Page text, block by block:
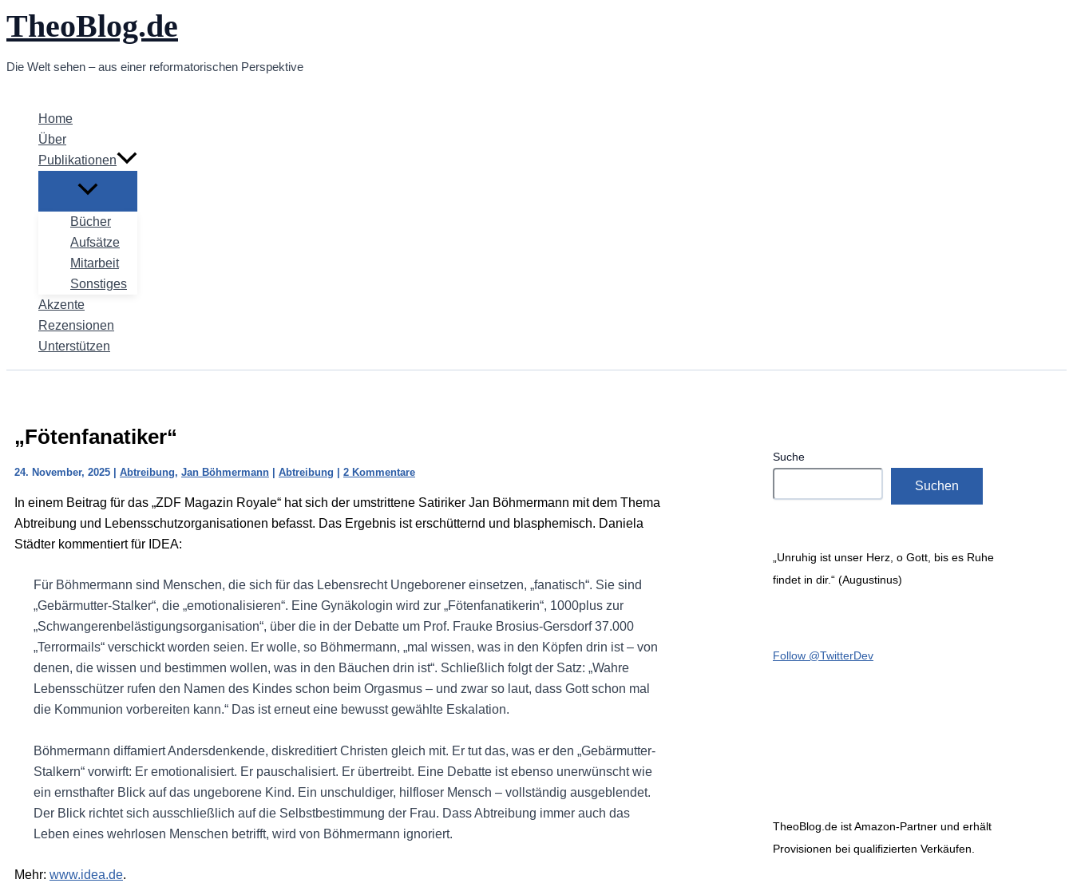
Zum
Inhalt
TheoBlog.de
Die Welt sehen – aus einer reformatorischen Perspektive
Home
Über
Publikationen
Bücher
Aufsätze
Mitarbeit
Sonstiges
Akzente
Rezensionen
Unterstützen
„Fötenfanatiker“
24. November, 2025 | Abtreibung, Jan Böhmermann | Abtreibung | 2 Kommentare
In einem Beitrag für das „ZDF Magazin Royale“ hat sich der umstrittene Satiriker Jan Böhmermann mit dem Thema
Abtreibung und Lebensschutzorganisationen befasst. Das Ergebnis ist erschütternd und blasphemisch. Daniela
Städter kommentiert für IDEA:
Für Böhmermann sind Menschen, die sich für das Lebensrecht Ungeborener einsetzen, „fanatisch“. Sie sind
„Gebärmutter-Stalker“, die „emotionalisieren“. Eine Gynäkologin wird zur „Fötenfanatikerin“, 1000plus zur
„Schwangerenbelästigungsorganisation“, über die in der Debatte um Prof. Frauke Brosius-Gersdorf 37.000
„Terrormails“ verschickt worden seien. Er wolle, so Böhmermann, „mal wissen, was in den Köpfen drin ist – von
denen, die wissen und bestimmen wollen, was in den Bäuchen drin ist“. Schließlich folgt der Satz: „Wahre
Lebensschützer rufen den Namen des Kindes schon beim Orgasmus – und zwar so laut, dass Gott schon mal
die Kommunion vorbereiten kann.“ Das ist erneut eine bewusst gewählte Eskalation.
Böhmermann diffamiert Andersdenkende, diskreditiert Christen gleich mit. Er tut das, was er den „Gebärmutter-
Stalkern“ vorwirft: Er emotionalisiert. Er pauschalisiert. Er übertreibt. Eine Debatte ist ebenso unerwünscht wie
ein ernsthafter Blick auf das ungeborene Kind. Ein unschuldiger, hilfloser Mensch – vollständig ausgeblendet.
Der Blick richtet sich ausschließlich auf die Selbstbestimmung der Frau. Dass Abtreibung immer auch das
Leben eines wehrlosen Menschen betrifft, wird von Böhmermann ignoriert.
Mehr: www.idea.de.
Suche
Suchen
„Unruhig ist unser Herz, o Gott, bis es Ruhe
findet in dir.“ (Augustinus)
Follow @TwitterDev
TheoBlog.de ist Amazon-Partner und erhält
Provisionen bei qualifizierten Verkäufen.